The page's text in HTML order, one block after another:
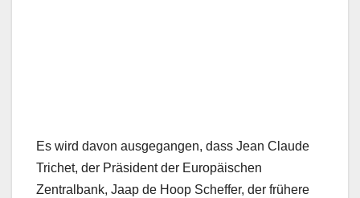
Es wird davon ausgegangen, dass Jean Claude
Trichet, der Präsident der Europäischen
Zentralbank, Jaap de Hoop Scheffer, der frühere